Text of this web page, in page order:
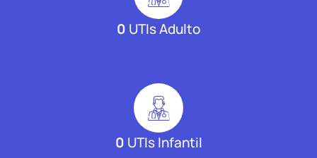
0 UTIs Adulto
0 UTIs Infantil